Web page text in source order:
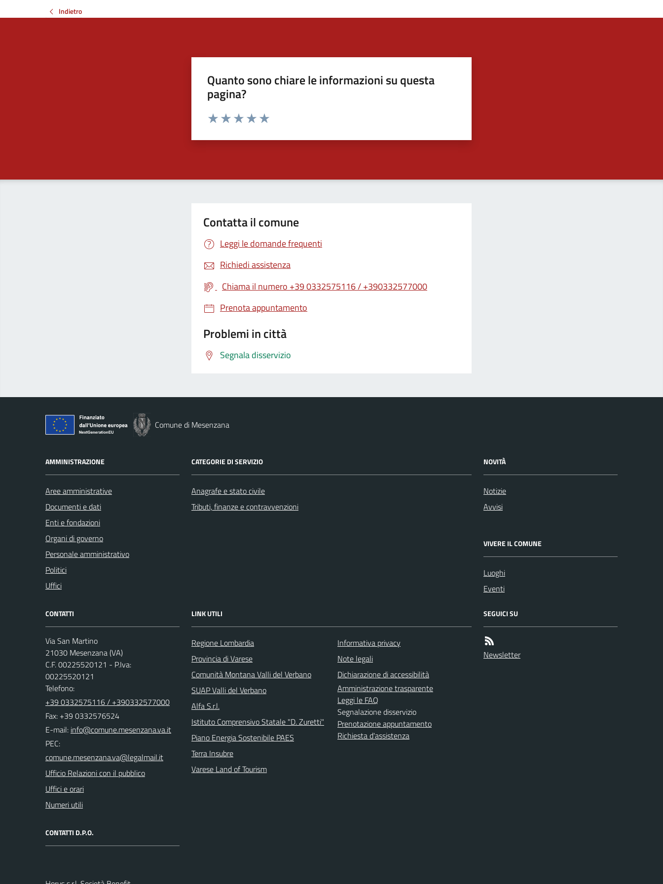
Indietro
Quanto sono chiare le informazioni su questa
pagina?
Valuta da 1 a 5 stelle la pagina
Contatta il comune
Leggi le domande frequenti
Richiedi assistenza
Chiama il numero +39 0332575116 / +390332577000
Prenota appuntamento
Problemi in città
Segnala disservizio
Comune di Mesenzana
AMMINISTRAZIONE
Aree amministrative
Documenti e dati
Enti e fondazioni
Organi di governo
Personale amministrativo
Politici
Uffici
CATEGORIE DI SERVIZIO
Anagrafe e stato civile
Tributi, finanze e contravvenzioni
NOVITÀ
Notizie
Avvisi
VIVERE IL COMUNE
Luoghi
Eventi
CONTATTI
Via San Martino
21030 Mesenzana (VA)
C.F. 00225520121 - P.Iva:
00225520121
Telefono:
+39 0332575116 / +390332577000
Fax: +39 0332576524
E-mail:
PEC:
Ufficio Relazioni con il pubblico
Uffici e orari
Numeri utili
CONTATTI D.P.O.
LINK UTILI
Regione Lombardia
Provincia di Varese
Comunità Montana Valli del Verbano
SUAP Valli del Verbano
Alfa S.r.l.
Istituto Comprensivo Statale "D. Zuretti"
Piano Energia Sostenibile PAES
Terra Insubre
Varese Land of Tourism
Informativa privacy
Note legali
Dichiarazione di accessibilità
Amministrazione trasparente
Leggi le FAQ
Segnalazione disservizio
Prenotazione appuntamento
Richiesta d'assistenza
SEGUICI SU
Newsletter